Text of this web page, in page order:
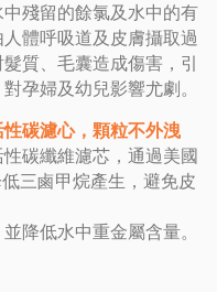
殘留的餘氯及水中的有
體呼吸道及皮膚攝取過
質、毛囊造成傷害，引
孕婦及幼兒影響尤劇。
碳濾心，顆粒不外洩
碳纖維濾芯，通過美國
三鹵甲烷產生，避免皮
降低水中重金屬含量。